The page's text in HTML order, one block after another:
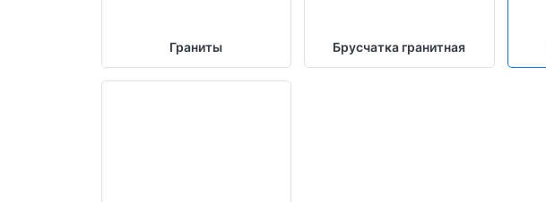
Граниты Брусчатка гранитная